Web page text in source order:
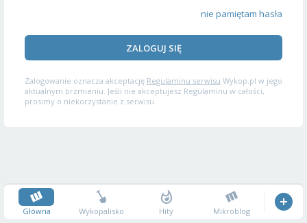
nie pamiętam hasła
ZALOGUJ SIĘ
Zalogowanie oznacza akceptację Regulaminu serwisu Wykop.pl w jego
aktualnym brzmieniu. Jeśli nie akceptujesz Regulaminu w całości,
prosimy o niekorzystanie z serwisu.
Główna Wykopalisko Hity Mikroblog